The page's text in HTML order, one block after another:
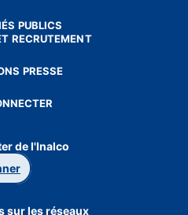
PUBLICS
RECRUTEMENT
PRESSE
de l'Inalco
sur les réseaux